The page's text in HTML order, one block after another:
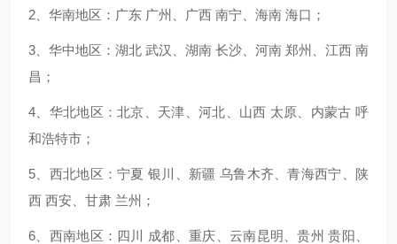
2、华南地区：广东 广州、广西 南宁、海南 海口；
3、华中地区：湖北 武汉、湖南 长沙、河南 郑州、江西 南
昌；
4、华北地区：北京、天津、河北、山西 太原、内蒙古 呼
和浩特市；
5、西北地区：宁夏 银川、新疆 乌鲁木齐、青海西宁、陕
西 西安、甘肃 兰州；
6、西南地区：四川 成都、重庆、云南昆明、贵州 贵阳、